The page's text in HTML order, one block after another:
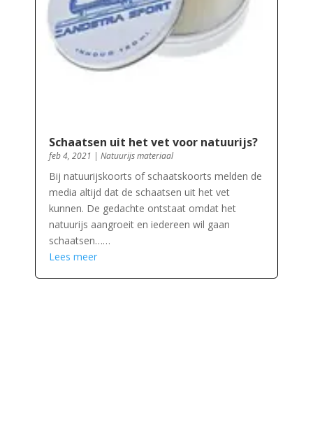
Schaatsen uit het vet voor natuurijs?
feb 4, 2021 | Natuurijs materiaal
Bij natuurijskoorts of schaatskoorts melden de
media altijd dat de schaatsen uit het vet
kunnen. De gedachte ontstaat omdat het
natuurijs aangroeit en iedereen wil gaan
schaatsen……
Lees meer